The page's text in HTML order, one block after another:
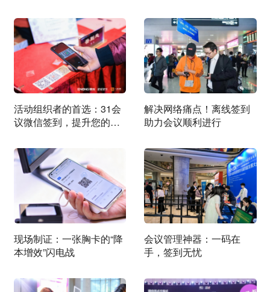
活动组织者的首选：31会
议微信签到，提升您的活
解决网络痛点！离线签到
助力会议顺利进行
现场制证：一张胸卡的“降
本增效”闪电战
会议管理神器：一码在
手，签到无忧